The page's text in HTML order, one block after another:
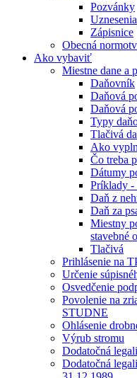
Pozvánky
Uznesenia
Zápisnice
Obecná
Ako vybaviť
Miestne dane a
Daňovník
Daňová
Daňová
Typy
Tlačivá
Ako
Čo treba
Dátumy
Príklady -
Daň z
Daň za
Miestny
stavebné
Tlačivá
Prihlásenie na
Určenie
Osvedčenie
Povolenie na
STUDNE
Ohlásenie
Výrub stromu
Dodatočná
Dodatočná